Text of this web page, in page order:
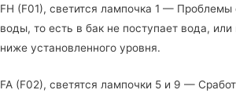
FH (F01), светится лампочка 1 — Проблемы
воды, то есть в бак не поступает вода, или
ниже установленного уровня.
FA (F02), светятся лампочки 5 и 9 —